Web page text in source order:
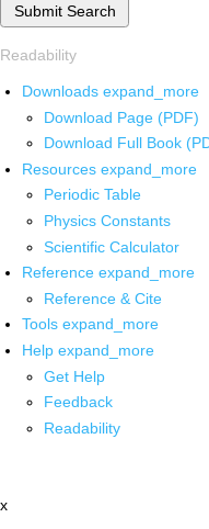
Submit Search
Readability
Downloads expand_more
Download Page (PDF)
Download Full Book
Resources expand_more
Periodic Table
Physics Constants
Scientific Calculator
Reference expand_more
Reference & Cite
Tools expand_more
Help expand_more
Get Help
Feedback
Readability
x